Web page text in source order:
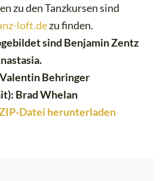
zu den Tanzkursen sind
loft.dezu finden.
sind Benjamin Zentz
Behringer
Brad Whelan
Datei herunterladen